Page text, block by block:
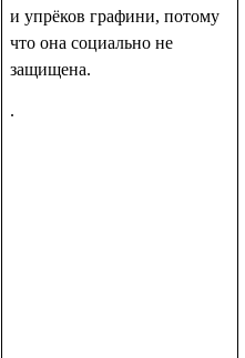
и упрёков графини, потому
что она социально не
защищена.
.